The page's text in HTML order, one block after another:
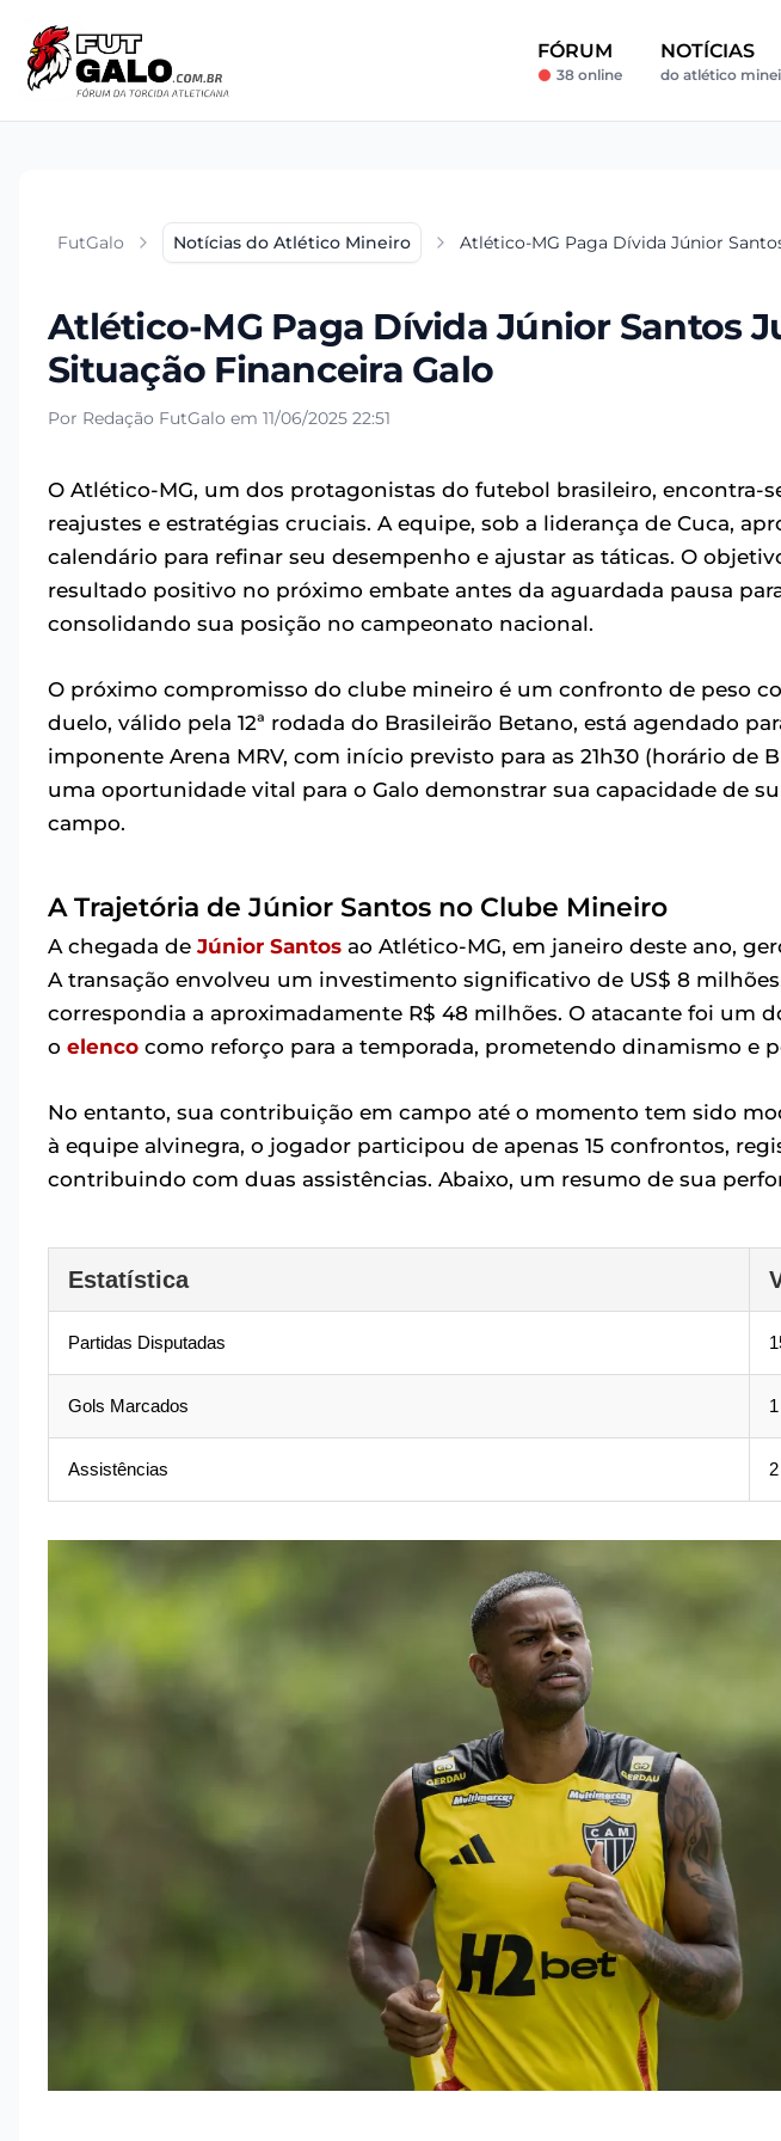
FÓRUM
38 online
NOTÍCIAS
do atlético
FutGalo Notícias do Atlético Mineiro Atlético-MG Paga Dívida Júnior
Atlético-MG Paga Dívida Júnior Santos
Situação Financeira Galo
Por Redação FutGalo em 11/06/2025 22:51
O Atlético-MG, um dos protagonistas do futebol brasileiro, encontra-
reajustes e estratégias cruciais. A equipe, sob a liderança de Cuca,
calendário para refinar seu desempenho e ajustar as táticas. O
resultado positivo no próximo embate antes da aguardada pausa
consolidando sua posição no campeonato nacional.
O próximo compromisso do clube mineiro é um confronto de peso
duelo, válido pela 12ª rodada do Brasileirão Betano, está agendado
imponente Arena MRV, com início previsto para as 21h30 (horário de
uma oportunidade vital para o Galo demonstrar sua capacidade de
campo.
A Trajetória de Júnior Santos no Clube Mineiro
A chegada de Júnior Santos ao Atlético-MG, em janeiro deste ano,
A transação envolveu um investimento significativo de US$ 8
correspondia a aproximadamente R$ 48 milhões. O atacante foi um
o elenco como reforço para a temporada, prometendo dinamismo e
No entanto, sua contribuição em campo até o momento tem sido
à equipe alvinegra, o jogador participou de apenas 15 confrontos,
contribuindo com duas assistências. Abaixo, um resumo de sua
Estatística
Partidas Disputadas
Gols Marcados 1
Assistências 2